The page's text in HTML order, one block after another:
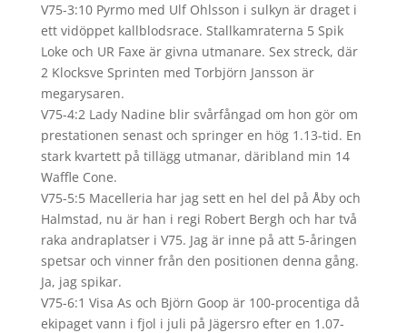
V75-3:10 Pyrmo med Ulf Ohlsson i sulkyn är draget i
ett vidöppet kallblodsrace. Stallkamraterna 5 Spik
Loke och UR Faxe är givna utmanare. Sex streck, där
2 Klocksve Sprinten med Torbjörn Jansson är
megarysaren.
V75-4:2 Lady Nadine blir svårfångad om hon gör om
prestationen senast och springer en hög 1.13-tid. En
stark kvartett på tillägg utmanar, däribland min 14
Waffle Cone.
V75-5:5 Macelleria har jag sett en hel del på Åby och
Halmstad, nu är han i regi Robert Bergh och har två
raka andraplatser i V75. Jag är inne på att 5-åringen
spetsar och vinner från den positionen denna gång.
Ja, jag spikar.
V75-6:1 Visa As och Björn Goop är 100-procentiga då
ekipaget vann i fjol i juli på Jägersro efter en 1.07-